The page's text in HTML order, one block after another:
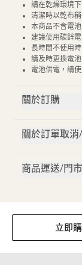
請在乾燥環境下
清潔時以乾布稍
本商品不含電池
建議使用碳鋅
長時間不使用
請及時更換電
電池供電，請
關於訂購
關於訂單取消
商品運送/門
立即